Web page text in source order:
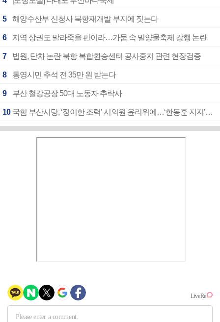
5 해양수산부 신청사 북항재개발 부지에 짓는다
6 지역 상권도 말라죽을 판이라…가뭄 속 밀양물축제 강행 논란
7 법원, 단차 논란 북항 복합환승센터 공사중지 관련 현장검증
8 통영시민 추석 전 35만 원 받는다
9 부산 철강공장 50대 노동자 추락사
10 국힘 부산시당, ‘정이한 조력’ 시의원 윤리위에…‘한동훈 지지’도 신고접수